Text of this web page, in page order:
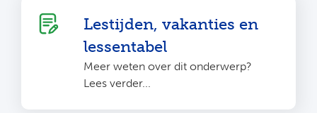
Lestijden, vakanties en
lessentabel
Meer weten over dit onderwerp?
Lees verder...